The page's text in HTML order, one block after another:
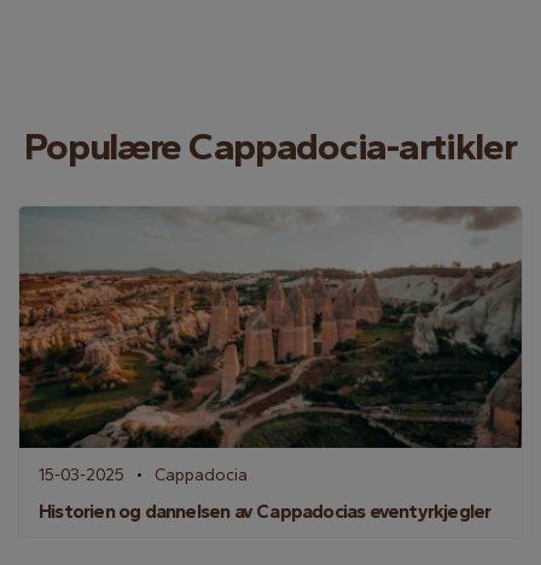
Populære Cappadocia-artikler
15-03-2025 Cappadocia
Historien og dannelsen av Cappadocias eventyrkjegler